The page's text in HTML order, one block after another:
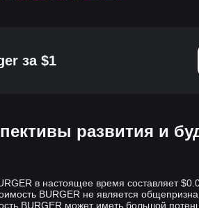
за $1
развития и
в настоящее время составляет
BURGER не является
BURGER может иметь большой